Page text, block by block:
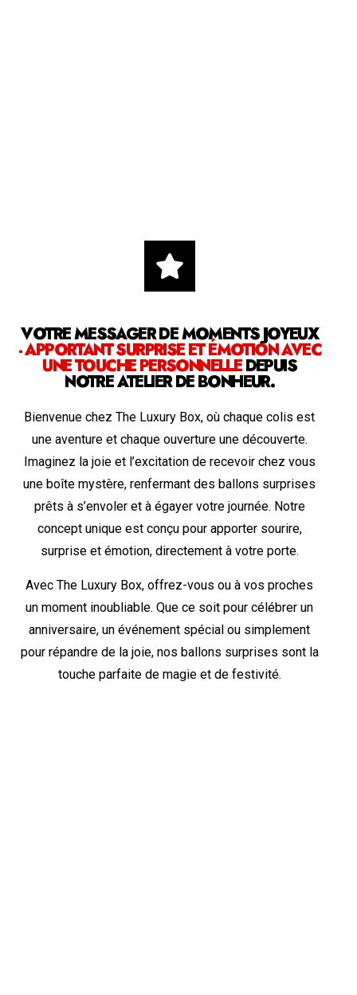
VOTRE MESSAGER DE MOMENTS JOYEUX
- APPORTANT SURPRISE ET ÉMOTION AVEC
UNE TOUCHE PERSONNELLEDEPUIS
NOTRE ATELIER DE BONHEUR.
Bienvenue chez The Luxury Box, où chaque colis est
une aventure et chaque ouverture une découverte.
Imaginez la joie et l’excitation de recevoir chez vous
une boîte mystère, renfermant des ballons surprises
prêts à s’envoler et à égayer votre journée. Notre
concept unique est conçu pour apporter sourire,
surprise et émotion, directement à votre porte.
Avec The Luxury Box, offrez-vous ou à vos proches
un moment inoubliable. Que ce soit pour célébrer un
anniversaire, un événement spécial ou simplement
pour répandre de la joie, nos ballons surprises sont la
touche parfaite de magie et de festivité.